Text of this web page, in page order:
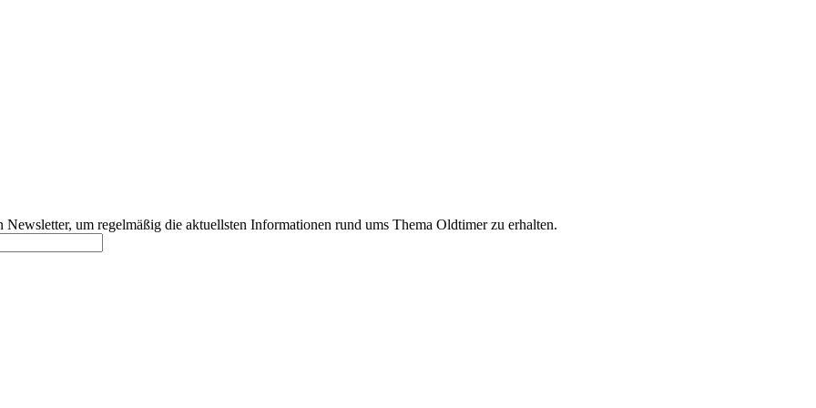
Newsletter, um regelmäßig die aktuellsten Informationen rund ums Thema Oldtimer zu erhalten.